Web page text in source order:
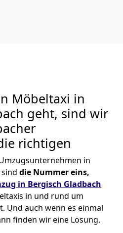
Möbeltaxi in
geht, sind wir
richtigen
in
die Nummer eins,
in Bergisch Gladbach
in und rund um
Und auch wenn es einmal
finden wir eine Lösung.